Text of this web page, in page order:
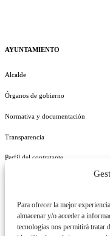
Para ofrecer la mejor
almacenar y/o acceder a
tecnologías nos permitirá tratar
AYUNTAMIENTO
Alcalde
Órganos de gobierno
Normativa y documentación
Transparencia
Perfil del contratante